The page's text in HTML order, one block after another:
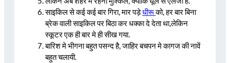
साइकिल से कई कई बार गिरा, मार पड़ेधीरूको, हर बार बिना
ब्रेक वाली साइकिल पर बिठा कर धक्का दे देता था,लेकिन
स्कूटर एक ही बार मे ही सीख गया.
बारिश मे भीगना बहुत पसन्द है, जाहिर बचपन मे कागज की नावें
बहुत चलायी.